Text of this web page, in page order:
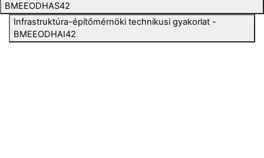
BMEEODHAS42
Infrastruktúra-építőmérnöki technikusi gyakorlat -
BMEEODHAI42